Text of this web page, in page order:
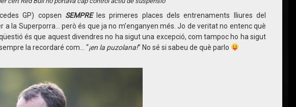
GP) copsen SEMPRE les primeres places dels entrenaments lliures del
la Superporra… però és que ja no m’enganyen més. Jo de veritat no entenc què
és que aquest divendres no ha sigut una excepció, com tampoc ho ha sigut
la recordaré com… “¡en la puzolana!” No sé si sabeu de què parlo